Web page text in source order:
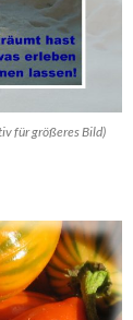
für größeres Bild)